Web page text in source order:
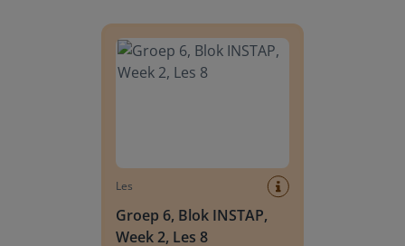
Les
Groep 6, Blok INSTAP,
Week 2, Les 8